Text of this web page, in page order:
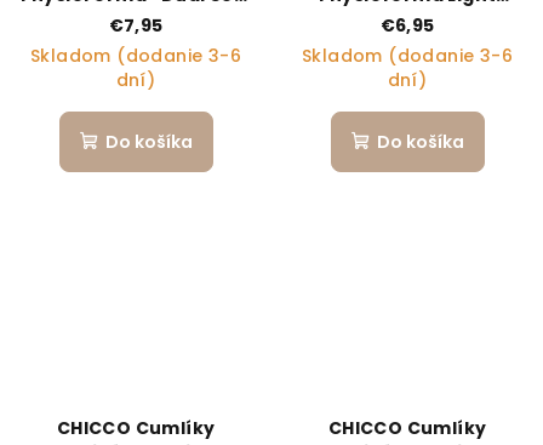
modrý 0-2m, 1 ks
€7,95
Skladom (dodanie 3-6
dní)
Do košíka
silikónové ortodontické
ružové 2-6m, 2 ks
€6,95
Skladom (dodanie 3-6
dní)
Do košíka
CHICCO Cumlíky
CHICCO Cumlíky